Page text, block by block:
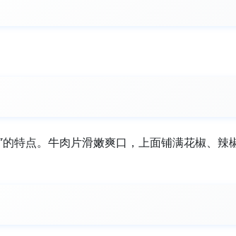
特点。牛肉片滑嫩爽口，上面铺满花椒、